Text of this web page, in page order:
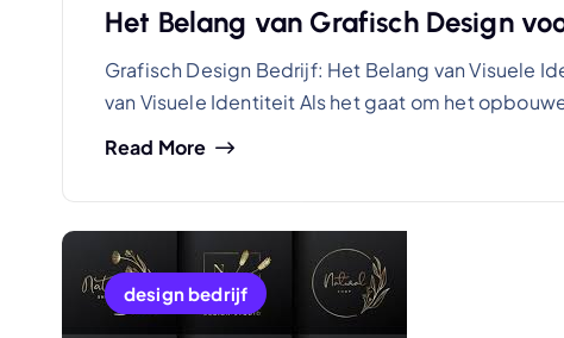
Het Belang van Grafisch Design
Grafisch Design Bedrijf: Het Belang van Visuele
van Visuele Identiteit Als het gaat om het
Read More
design bedrijf